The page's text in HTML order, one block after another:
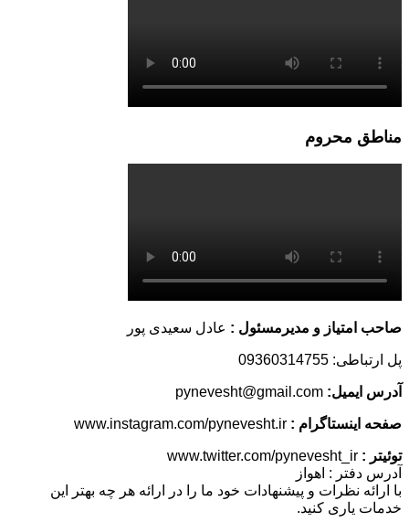
مناطق محروم
صاحب امتیاز و مدیرمسئول : عادل سعیدی پور
پل ارتباطی: 09360314755
آدرس ایمیل:
صفحه اینستاگرام :
توئیتر :
آدرس دفتر : اهواز
با ارائه نظرات و پیشنهادات خود ما را در ارائه هر چه بهتر این
خدمات یاری کنید.